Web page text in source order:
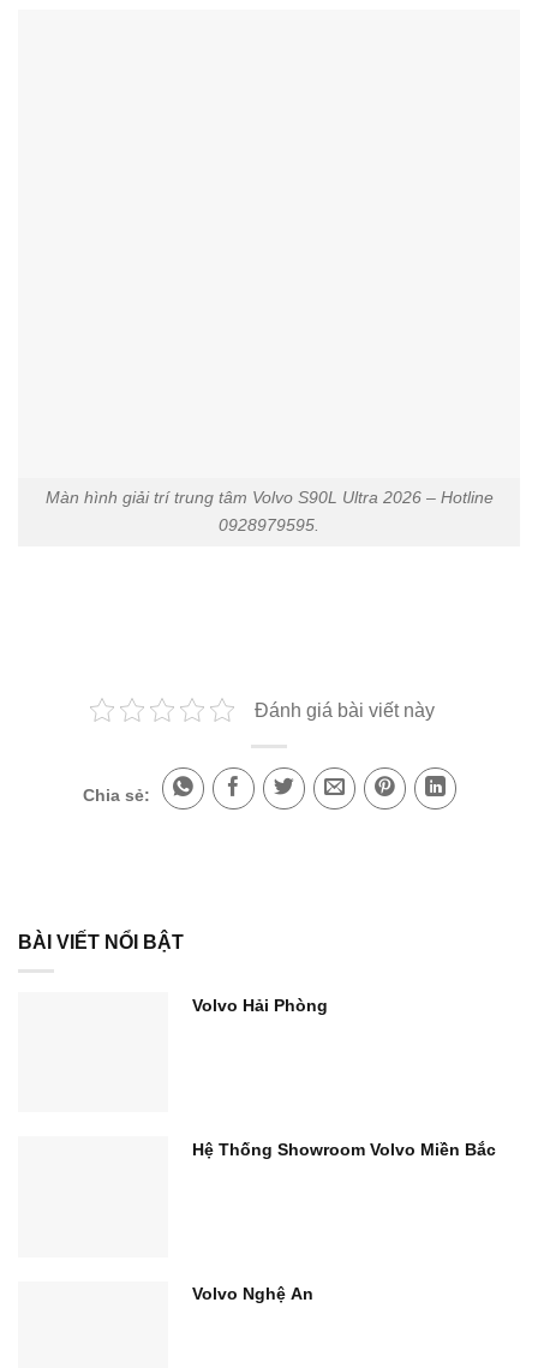
Màn hình giải trí trung tâm Volvo S90L Ultra 2026 – Hotline
0928979595.
Đánh giá bài viết này
Chia sẻ:
BÀI VIẾT NỔI BẬT
Volvo Hải Phòng
Hệ Thống Showroom Volvo Miền Bắc
Volvo Nghệ An